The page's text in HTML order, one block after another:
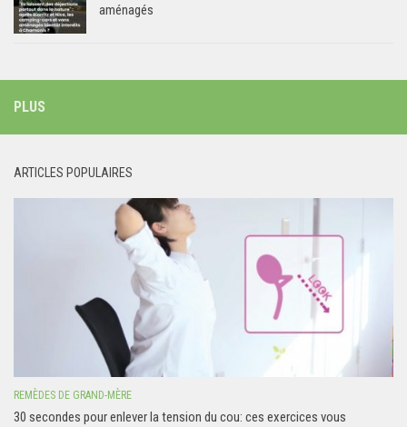
aménagés
PLUS
ARTICLES POPULAIRES
REMÈDES DE GRAND-MÈRE
30 secondes pour enlever la tension du cou: ces exercices vous